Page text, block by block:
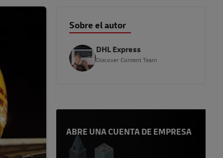
Sobre el autor
DHL Express
Discover Content Team
ABRE UNA CUENTA DE EMPRESA